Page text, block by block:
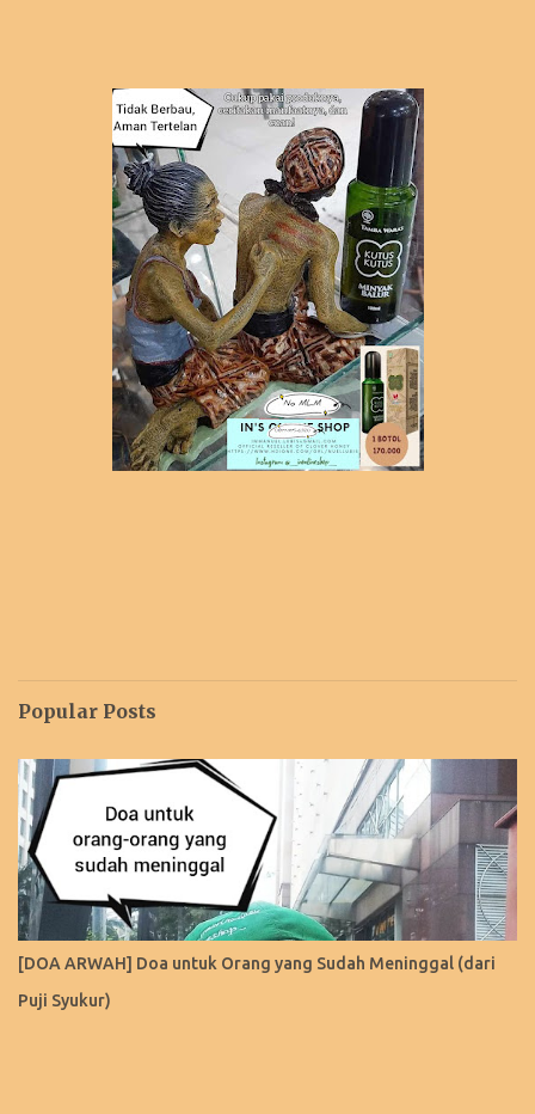
Popular Posts
[DOA ARWAH] Doa untuk Orang yang Sudah Meninggal (dari
Puji Syukur)